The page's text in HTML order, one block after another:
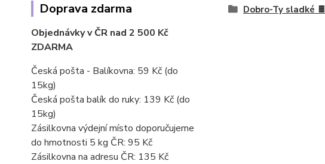
Doprava zdarma
Objednávky v ČR nad 2 500 Kč
ZDARMA
Česká pošta - Balíkovna: 59 Kč (do
15kg)
Česká pošta balík do ruky: 139 Kč (do
15kg)
Zásilkovna výdejní místo doporučujeme
do hmotnosti 5 kg ČR: 95 Kč
Zásilkovna na adresu ČR: 135 Kč
Dobro-Ty sladké 🍫